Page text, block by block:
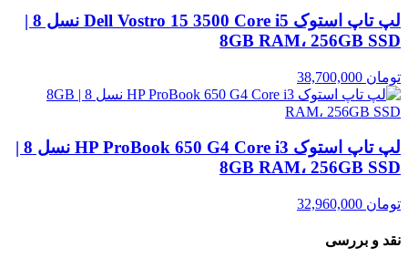
لپ تاپ استوک Dell Vostro 15 3500 Core i5 نسل 8 |
8GB RAM، 256GB SSD
تومان
لپ تاپ استوک HP ProBook 650 G4 Core i3 نسل 8 |
8GB RAM، 256GB SSD
تومان
نقد و بررسی